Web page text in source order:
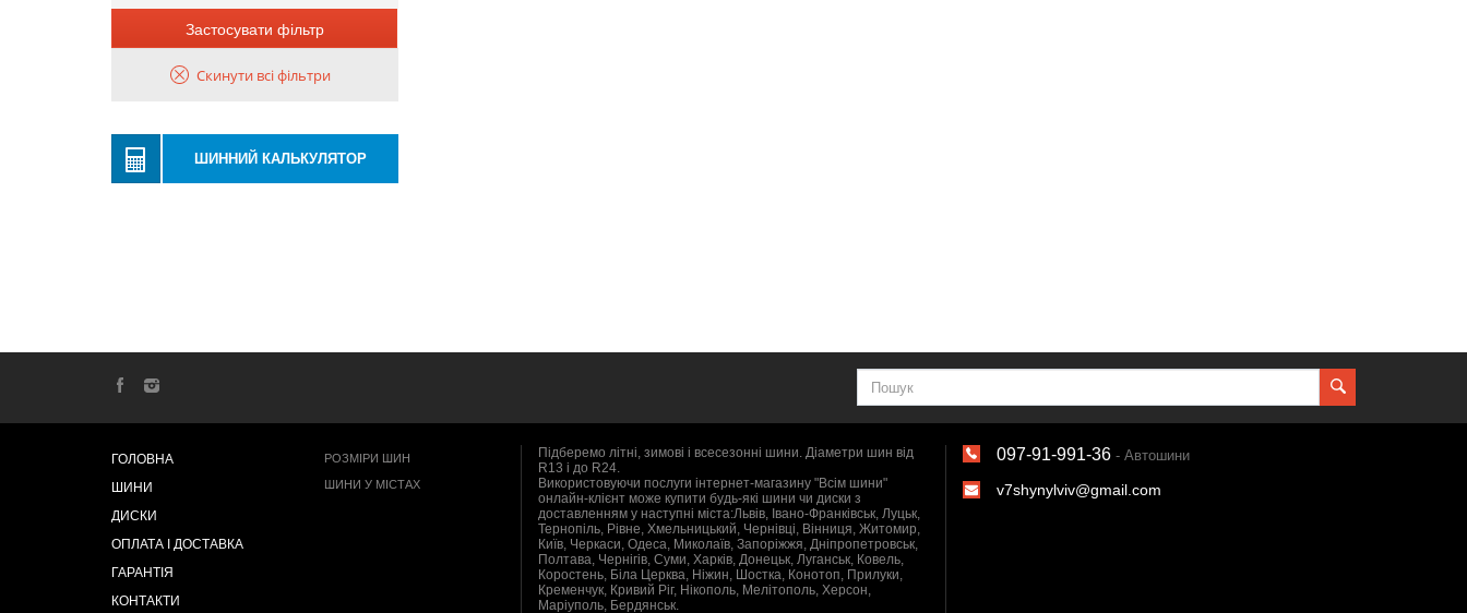
Застосувати фільтр
Скинути всі фільтри
ШИННИЙ КАЛЬКУЛЯТОР
ГОЛОВНА
ШИНИ
ДИСКИ
ОПЛАТА І ДОСТАВКА
ГАРАНТІЯ
КОНТАКТИ
РОЗМІРИ ШИН
ШИНИ У МІСТАХ
Підберемо літні, зимові і всесезонні шини. Діаметри шин від
R13 і до R24.
Використовуючи послуги інтернет-магазину "Всім шини"
онлайн-клієнт може купити будь-які шини чи диски з
доставленням у наступні міста:Львів, Івано-Франківськ, Луцьк,
Тернопіль, Рівне, Хмельницький, Чернівці, Вінниця, Житомир,
Київ, Черкаси, Одеса, Миколаїв, Запоріжжя, Дніпропетровськ,
Полтава, Чернігів, Суми, Харків, Донецьк, Луганськ, Ковель,
Коростень, Біла Церква, Ніжин, Шостка, Конотоп, Прилуки,
Кременчук, Кривий Ріг, Нікополь, Мелітополь, Херсон,
Маріуполь, Бердянськ.
097-91-991-36 - Автошини